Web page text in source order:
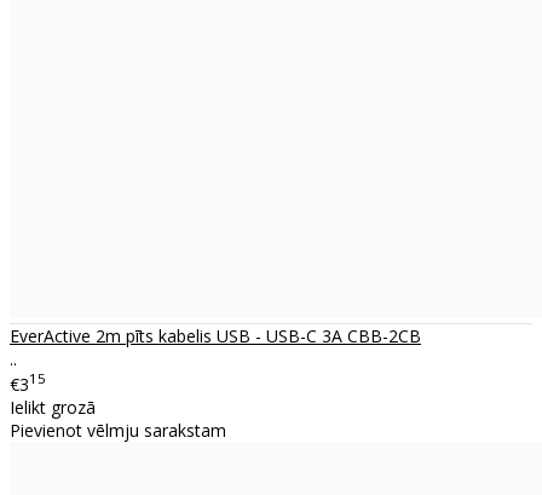
EverActive 2m pīts kabelis USB - USB-C 3A CBB-2CB
..
€315
Ielikt grozā
Pievienot vēlmju sarakstam